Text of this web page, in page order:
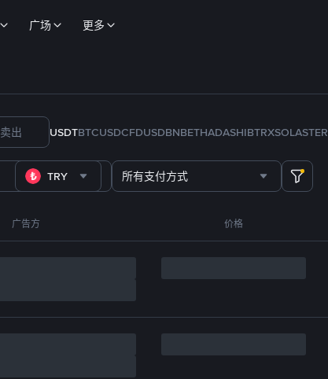
广场 更多
卖出 USDTBTCUSDCFDUSDBNBETHADASHIBTRXSOLASTER
TRY 所有支付方式
广告方 价格